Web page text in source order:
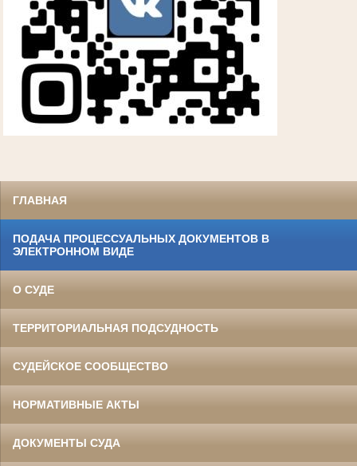
ГЛАВНАЯ
ПОДАЧА ПРОЦЕССУАЛЬНЫХ ДОКУМЕНТОВ В
ЭЛЕКТРОННОМ ВИДЕ
О СУДЕ
ТЕРРИТОРИАЛЬНАЯ ПОДСУДНОСТЬ
СУДЕЙСКОЕ СООБЩЕСТВО
НОРМАТИВНЫЕ АКТЫ
ДОКУМЕНТЫ СУДА